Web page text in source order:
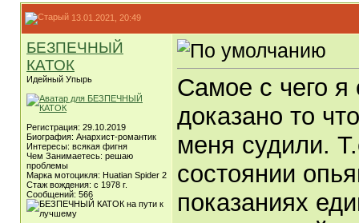
13.01.2021, 20:49
БЕЗПЕЧНЫЙ
КАТОК
Идейный Упырь
Регистрация: 29.10.2019
Биография: Анархист-романтик
Интересы: всякая фигня
Чем Занимаетесь: решаю
проблемы
Марка мотоцикля: Huatian Spider 2
Стаж вождения: с 1978 г.
Сообщений: 566
Самое с чего
доказано то
меня судили.
состоянии
показаниях